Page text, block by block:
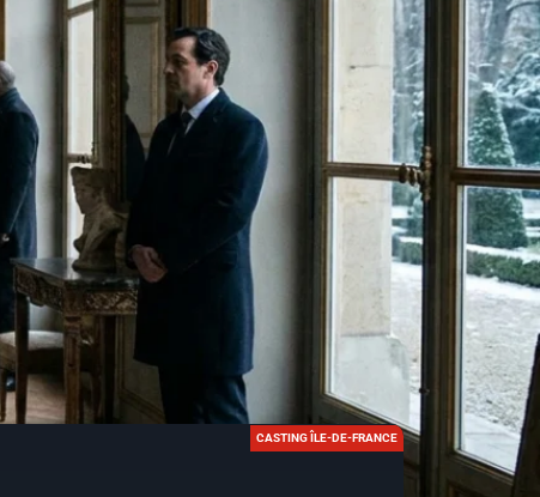
CASTING ÎLE-DE-FRANCE